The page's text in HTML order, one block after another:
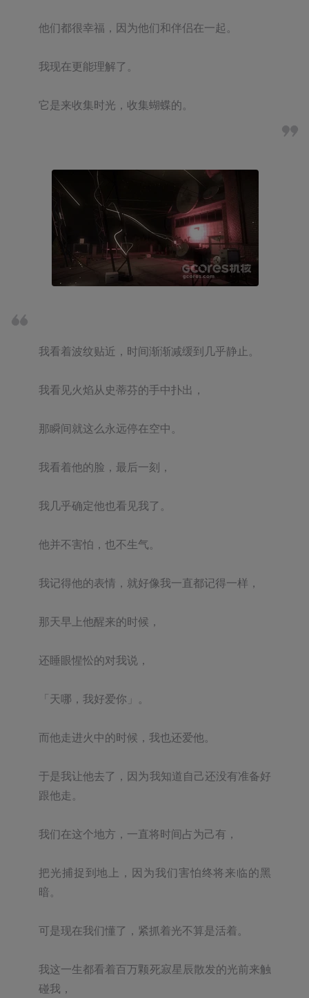
他们都很幸福，因为他们和伴侣在一起。
我现在更能理解了。
它是来收集时光，收集蝴蝶的。
我看着波纹贴近，时间渐渐减缓到几乎静止。
我看见火焰从史蒂芬的手中扑出，
那瞬间就这么永远停在空中。
我看着他的脸，最后一刻，
我几乎确定他也看见我了。
他并不害怕，也不生气。
我记得他的表情，就好像我一直都记得一样，
那天早上他醒来的时候，
还睡眼惺忪的对我说，
「天哪，我好爱你」。
而他走进火中的时候，我也还爱他。
于是我让他去了，因为我知道自己还没有准备好
跟他走。
我们在这个地方，一直将时间占为己有，
把光捕捉到地上，因为我们害怕终将来临的黑
暗。
可是现在我们懂了，紧抓着光不算是活着。
我这一生都看着百万颗死寂星辰散发的光前来触
碰我，